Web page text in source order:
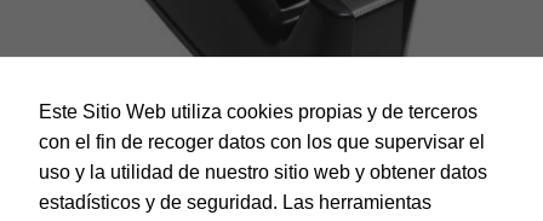
Este Sitio Web utiliza cookies propias y de terceros
con el fin de recoger datos con los que supervisar el
uso y la utilidad de nuestro sitio web y obtener datos
estadísticos y de seguridad. Las herramientas